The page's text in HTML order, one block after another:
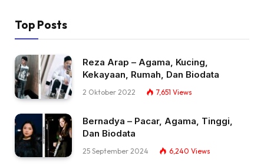
Top Posts
Reza Arap – Agama, Kucing,
Kekayaan, Rumah, Dan Biodata
2 Oktober 2022 7,651 Views
Bernadya – Pacar, Agama, Tinggi,
Dan Biodata
25 September 2024 6,240 Views